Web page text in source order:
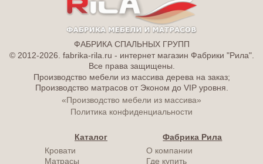
ФАБРИКА СПАЛЬНЫХ ГРУПП
© 2012-2026. fabrika-rila.ru - интернет магазин Фабрики "Рила".
Все права защищены.
Производство мебели из массива дерева на заказ;
Производство матрасов от Эконом до VIP уровня.
«Производство мебели из массива»
Политика конфиденциальности
Каталог
Кровати
Матрасы
Фабрика Рила
О компании
Где купить